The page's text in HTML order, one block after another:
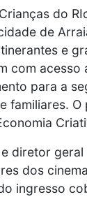
do
de
e
com acesso
para a
familiares.
diretor geral
dos
ingresso